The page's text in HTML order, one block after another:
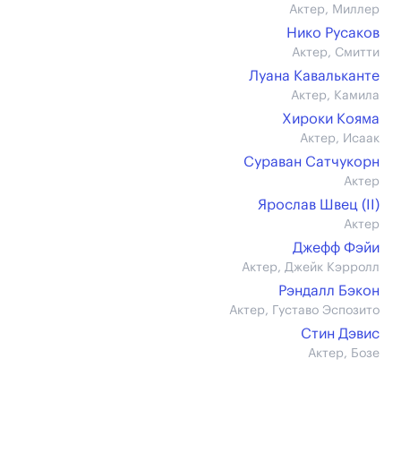
Актер, Миллер
Нико Русаков
Актер, Смитти
Луана Кавальканте
Актер, Камила
Хироки Кояма
Актер, Исаак
Сураван Сатчукорн
Актер
Ярослав Швец (II)
Актер
Джефф Фэйи
Актер, Джейк Кэрролл
Рэндалл Бэкон
Актер, Густаво Эспозито
Стин Дэвис
Актер, Бозе